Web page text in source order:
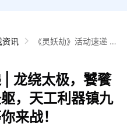
资讯
《灵妖劫》活动速递 |
利器镇九垓，还有妖灵
比拼等你来战！
| 龙绕太极，饕餮
，天工利器镇九
来战！